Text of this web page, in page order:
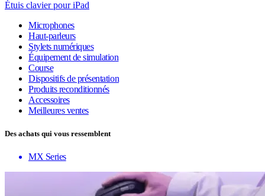
Étuis clavier pour iPad
Microphones
Haut-parleurs
Stylets numériques
Équipement de simulation
Course
Dispositifs de présentation
Produits reconditionnés
Accessoires
Meilleures ventes
Des achats qui vous ressemblent
MX Series